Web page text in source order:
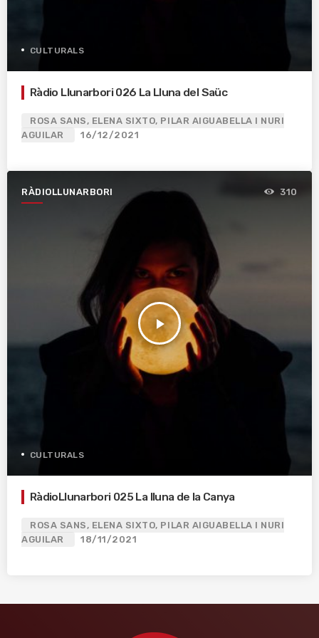
CULTURALS
Ràdio Llunarbori 026 La Lluna del Saüc
ROSA SANS, ELENA SIXTO, PILAR AIGUABELLA I NURI
AGUILAR
16/12/2021
RÀDIOLLUNARBORI
play_arrow
310
CULTURALS
RàdioLlunarbori 025 La lluna de la Canya
ROSA SANS, ELENA SIXTO, PILAR AIGUABELLA I NURI
AGUILAR
18/11/2021